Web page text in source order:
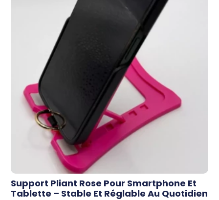
Support Pliant Rose Pour Smartphone Et
Tablette – Stable Et Réglable Au Quotidien